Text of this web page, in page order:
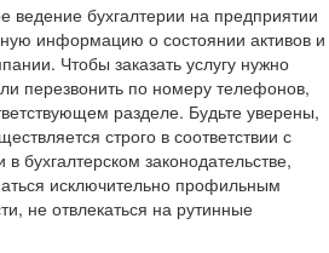
ведение бухгалтерии на предприятии
информацию о состоянии активов и
Чтобы заказать услугу нужно
перезвонить по номеру телефонов,
разделе. Будьте уверены,
строго в соответствии с
бухгалтерском законодательстве,
исключительно профильным
не отвлекаться на рутинные